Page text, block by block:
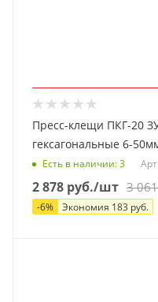
Пресс-клещи ПКГ-20
гексагональные 6-
Есть в наличии: 3
2 878 руб./шт 3 061
-6% Экономия 183 руб.